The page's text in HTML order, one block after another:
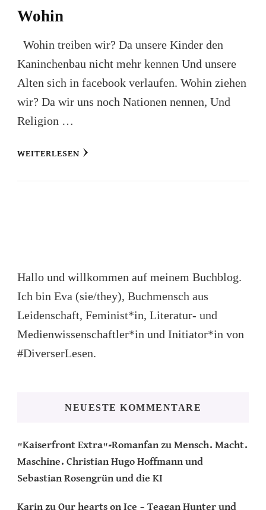
Wohin
Wohin treiben wir? Da unsere Kinder den
Kaninchenbau nicht mehr kennen Und unsere
Alten sich in facebook verlaufen. Wohin ziehen
wir? Da wir uns noch Nationen nennen, Und
Religion …
WEITERLESEN
Hallo und willkommen auf meinem Buchblog.
Ich bin Eva (sie/they), Buchmensch aus
Leidenschaft, Feminist*in, Literatur- und
Medienwissenschaftler*in und Initiator*in von
#DiverserLesen.
NEUESTE KOMMENTARE
"Kaiserfront Extra"-Romanfan zu Mensch. Macht.
Maschine. Christian Hugo Hoffmann und
Sebastian Rosengrün und die KI
Karin zu Our hearts on Ice – Teagan Hunter und